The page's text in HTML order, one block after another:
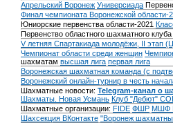
Апрельский Воронеж Универсиада
Финал чемпионата Воронежской области-
Юниорские первенства области-2021
Первенство областного шахматного клуба
V летняя Спартакиада молодёжи, II этап
Чемпионат области среди женщин
шахматам высшая лига первая лига
Воронежская шахматная команда (с
Воронежский онлайн-турнир в честь
Шахматные новости: Telegram-канал о
Шахматы. Новая Усмань Клуб "Дебют"
Шахматные организации: FIDE ФШР МШФ
Шахсекция ВКонтакте "Воронеж